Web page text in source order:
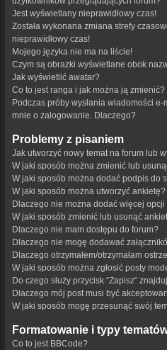
Jest wyświetlany nieprawidłowy czas!
Została wykonana zmiana strefy
nieprawidłowy czas!
Mojego języka nie ma na liście!
Czym są obrazki wyświetlane obok
Jak wyświetlić awatar?
Co to jest ranga i jak można ją zmienić?
Podczas próby wysłania wiadomości
mnie o zalogowanie. Dlaczego?
Problemy z pisaniem
Jak utworzyć nowy temat na forum lub
W jaki sposób można zmienić lub
W jaki sposób można dodać podpis do
W jaki sposób można utworzyć ankietę?
Dlaczego nie można dodać więcej opcji
W jaki sposób zmienić lub usunąć
Dlaczego nie mam dostępu do forum?
Dlaczego nie mogę dodawać
Dlaczego otrzymałem/otrzymałam
W jaki sposób można zgłosić posty
Do czego służy przycisk “Zapisz”
Dlaczego mój post musi być
W jaki sposób mogę przesunąć swój
Formatowanie i typy
Co to jest BBCode?